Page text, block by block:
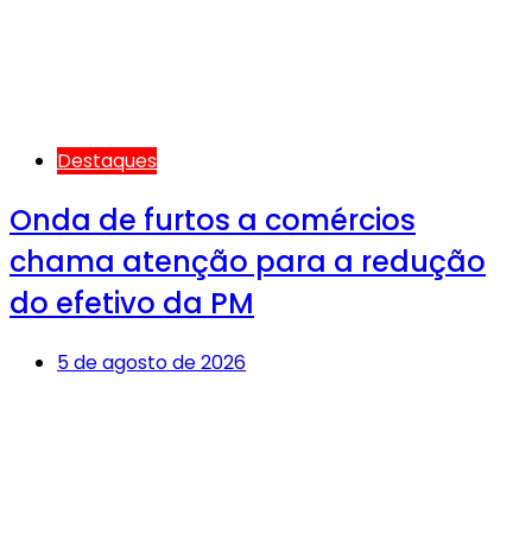
Destaques
Onda de furtos a comércios
chama atenção para a redução
do efetivo da PM
5 de agosto de 2026